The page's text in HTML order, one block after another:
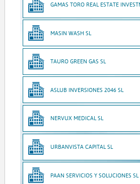
GAMAS TORO REAL ESTATE
MASIN WASH SL
TAURO GREEN GAS SL
ASLUB INVERSIONES 2046 SL
NERVUX MEDICAL SL
URBANVISTA CAPITAL SL
PAAN SERVICIOS Y SOLUCIONES SL